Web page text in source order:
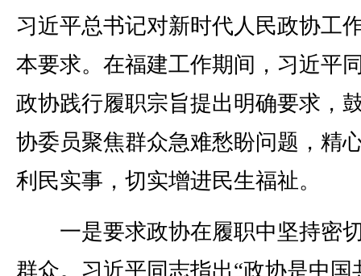
习近平总书记对新时代人民政协工
本要求。在福建工作期间，习近平
政协践行履职宗旨提出明确要求，
协委员聚焦群众急难愁盼问题，精
利民实事，切实增进民生福祉。
一是要求政协在履职中坚持密
群众。习近平同志指出“政协是中国